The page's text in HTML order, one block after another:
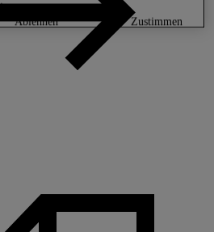
ablehnen
zustimmen